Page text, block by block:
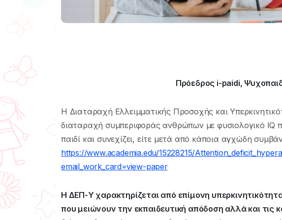
Πρόεδρος i-paidi,
Η Διαταραχή Ελλειμματικής Προσοχής και
διαταραχή συμπεριφοράς ανθρώπων με φυσιολογικό IQ
παιδί και συνεχίζει, είτε μετά από κάποια αγχώδη
https://www.academia.edu/15228215/
email_work_card=view-paper
Η ΔΕΠ-Υ χαρακτηρίζεται από επίμονη
που μειώνουν την εκπαιδευτική απόδοση αλλά και τις